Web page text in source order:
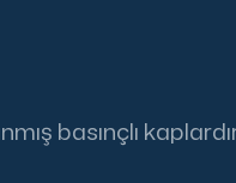
basınçlı